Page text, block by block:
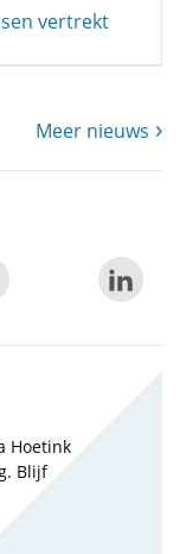
vertrekt
Meer nieuws
Hoetink
Blijf